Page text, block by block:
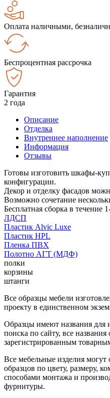
Оплата наличными,
Беспроцентная рассрочка
Гарантия
2 года
Описание
Отделка
Внутреннее наполнение
Информация
Отзывы
Готовы изготовить шкафы-
конфигурации.
Декор и отделку фасадов
Возможно сочетание
Бесплатная сборка в течение
ЛДСП
Пластик Alvic Luxe
Пластик HPL
Пленка ПВХ
Полотно АГТ (МДФ)
полки
корзины
штанги
Все образцы мебели
проекту в единственном
Образцы имеют названия для
поиска по сайту, все
зарегистрированным
Все мебельные изделия могут
образцов по цвету, размеру,
способами монтажа и
фурнитуры.